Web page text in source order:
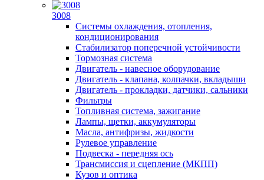
3008
Системы охлаждения, отопления,
кондиционирования
Стабилизатор поперечной устойчивости
Тормозная система
Двигатель - навесное оборудование
Двигатель - клапана, колпачки, вкладыши
Двигатель - прокладки, датчики, сальники
Фильтры
Топливная система, зажигание
Лампы, щетки, аккумуляторы
Масла, антифризы, жидкости
Рулевое управление
Подвеска - передняя ось
Трансмиссия и сцепление (МКПП)
Кузов и оптика